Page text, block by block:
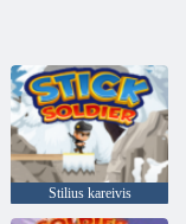
Stilius kareivis